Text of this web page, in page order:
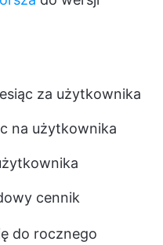
za użytkownika
na użytkownika
cennik
do rocznego